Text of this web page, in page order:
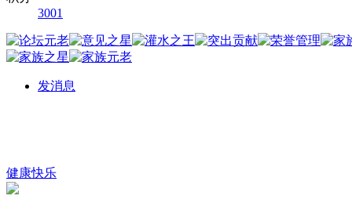
3001
发消息
健康快乐